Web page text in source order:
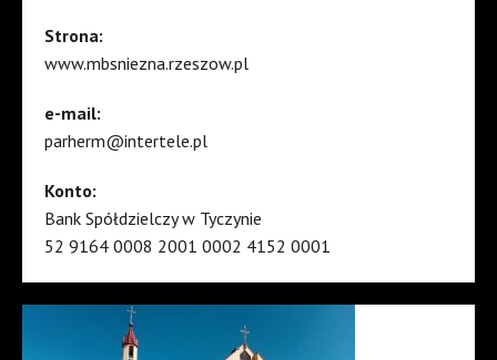
Strona:
www.mbsniezna.rzeszow.pl
e-mail:
parherm@intertele.pl
Konto:
Bank Spółdzielczy w Tyczynie
52 9164 0008 2001 0002 4152 0001